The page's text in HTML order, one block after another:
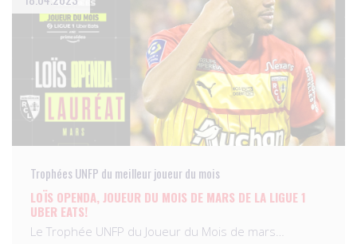
Trophées UNFP du meilleur joueur du mois
LOÏS OPENDA, JOUEUR DU MOIS DE MARS DE LA LIGUE 1
UBER EATS!
Le Trophée UNFP du Joueur du Mois de mars…